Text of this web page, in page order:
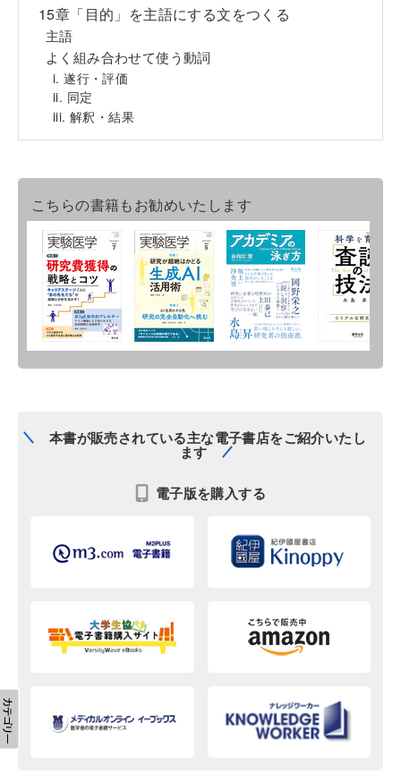
15章「目的」を主語にする文をつくる
主語
よく組み合わせて使う動詞
i. 遂行・評価
ii. 同定
iii. 解釈・結果
こちらの書籍もお勧めいたします
本書が販売されている主な電子書店をご紹介いたし
ます
電子版を購入する